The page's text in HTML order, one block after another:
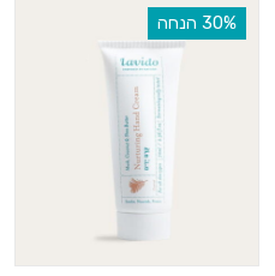
‫30% הנחה